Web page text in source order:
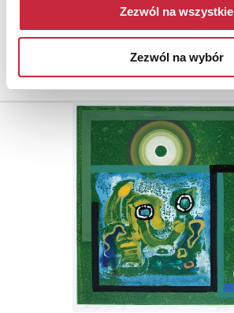
Zezwól na wszystkie
Zezwól na wybór
1 000 zł